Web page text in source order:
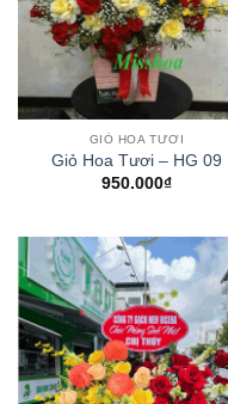
GIỎ HOA TƯƠI
Giỏ Hoa Tươi – HG 09
950.000₫